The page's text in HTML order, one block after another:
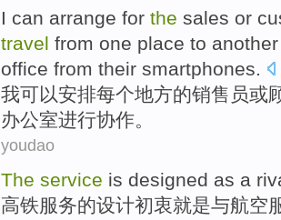
I can arrange for the sales or
travel from one place to
office from their smartphones.
我可以安排每个地方的销售员或
办公室进行协作。
youdao
The service is designed as a
高铁服务的设计初衷就是与航空